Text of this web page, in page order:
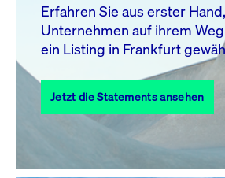
17 18 19 20 21
27 28
31
Alle Events
Erfahren Sie aus erster
Unternehmen auf ihrem
ein Listing in Frankfurt
Jetzt die Statements ansehen